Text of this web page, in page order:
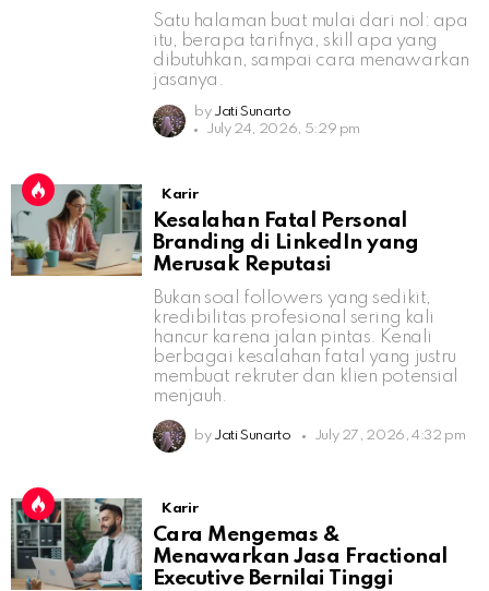
Satu halaman buat mulai dari nol: apa
itu, berapa tarifnya, skill apa yang
dibutuhkan, sampai cara menawarkan
jasanya.
by Jati Sunarto
July 24, 2026, 5:29 pm
Karir
Kesalahan Fatal Personal
Branding di LinkedIn yang
Merusak Reputasi
Bukan soal followers yang sedikit,
kredibilitas profesional sering kali
hancur karena jalan pintas. Kenali
berbagai kesalahan fatal yang justru
membuat rekruter dan klien potensial
menjauh.
by Jati Sunarto July 27, 2026, 4:32 pm
Karir
Cara Mengemas &
Menawarkan Jasa Fractional
Executive Bernilai Tinggi